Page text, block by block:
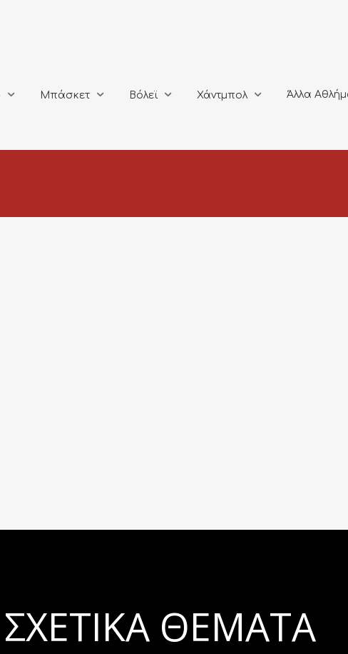
Μπάσκετ Βόλεϊ Χάντμπολ Άλλα
ΣΧΕΤΙΚΆ ΘΈΜΑΤΑ